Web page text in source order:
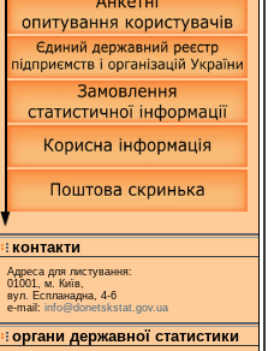
контакти
Адреса для листування:
01001, м. Київ,
вул. Еспланадна, 4-6
e-mail: info@donetskstat.gov.ua
органи державної статистики